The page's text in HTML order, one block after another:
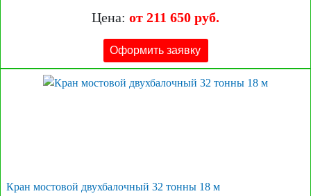
Цена: от 211 650 руб.
Оформить заявку
Кран мостовой двухбалочный 32 тонны 18 м